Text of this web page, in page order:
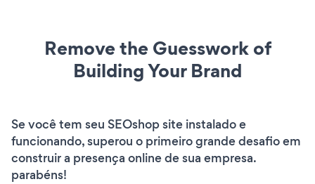
Remove the Guesswork of
Building Your Brand
Se você tem seu SEOshop site instalado e
funcionando, superou o primeiro grande desafio em
construir a presença online de sua empresa.
parabéns!